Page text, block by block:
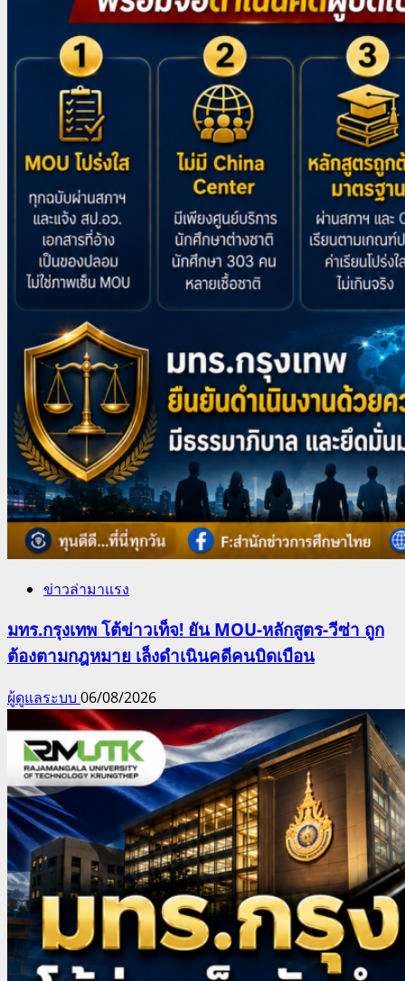
ข่าวล่ามาแรง
มทร.กรุงเทพ โต้ข่าวเท็จ! ยัน MOU-หลักสูตร-วีซ่า ถูก
ต้องตามกฎหมาย เล็งดำเนินคดีคนบิดเบือน
ผู้ดูแลระบบ 06/08/2026